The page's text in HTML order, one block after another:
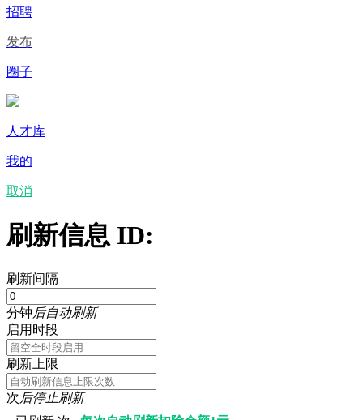
招聘
发布
圈子
人才库
我的
取消
刷新信息 ID:
刷新间隔
分钟后自动刷新
启用时段
刷新上限
次后停止刷新